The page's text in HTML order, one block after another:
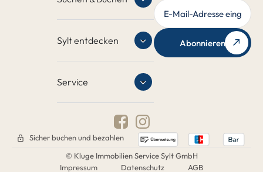
Sylt entdecken
Service
Abonnieren
© Kluge Immobilien Service Sylt GmbH
Impressum
Datenschutz AGB
Sicher buchen und bezahlen